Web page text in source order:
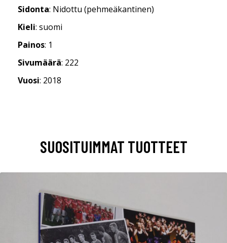
Sidonta: Nidottu (pehmeäkantinen)
Kieli: suomi
Painos: 1
Sivumäärä: 222
Vuosi: 2018
SUOSITUIMMAT TUOTTEET